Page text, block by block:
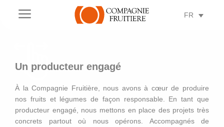
a FR
PRATIQUES AGRICOLES
DURABLES
Un producteur engagé
À la Compagnie Fruitière, nous avons à cœur de produire
nos fruits et légumes de façon responsable. En tant que
producteur engagé, nous mettons en place des projets très
concrets partout où nous opérons. Accompagnés de